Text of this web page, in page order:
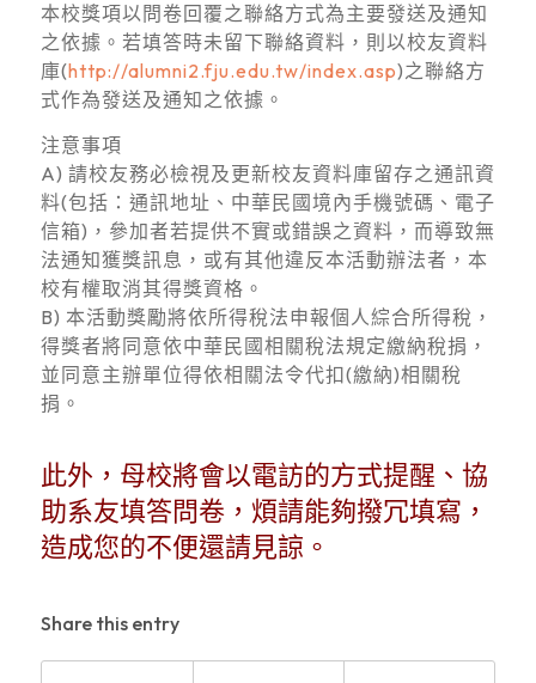
本校獎項以問卷回覆之聯絡方式為主要發送及通知
之依據。若填答時未留下聯絡資料，則以校友資料
庫(http://alumni2.fju.edu.tw/index.asp)之聯絡方
式作為發送及通知之依據。
注意事項
A) 請校友務必檢視及更新校友資料庫留存之通訊資
料(包括：通訊地址、中華民國境內手機號碼、電子
信箱)，參加者若提供不實或錯誤之資料，而導致無
法通知獲獎訊息，或有其他違反本活動辦法者，本
校有權取消其得獎資格。
B) 本活動獎勵將依所得稅法申報個人綜合所得稅，
得獎者將同意依中華民國相關稅法規定繳納稅捐，
並同意主辦單位得依相關法令代扣(繳納)相關稅
捐。
此外，母校將會以電訪的方式提醒、協
助系友填答問卷，煩請能夠撥冗填寫，
造成您的不便還請見諒。
Share this entry